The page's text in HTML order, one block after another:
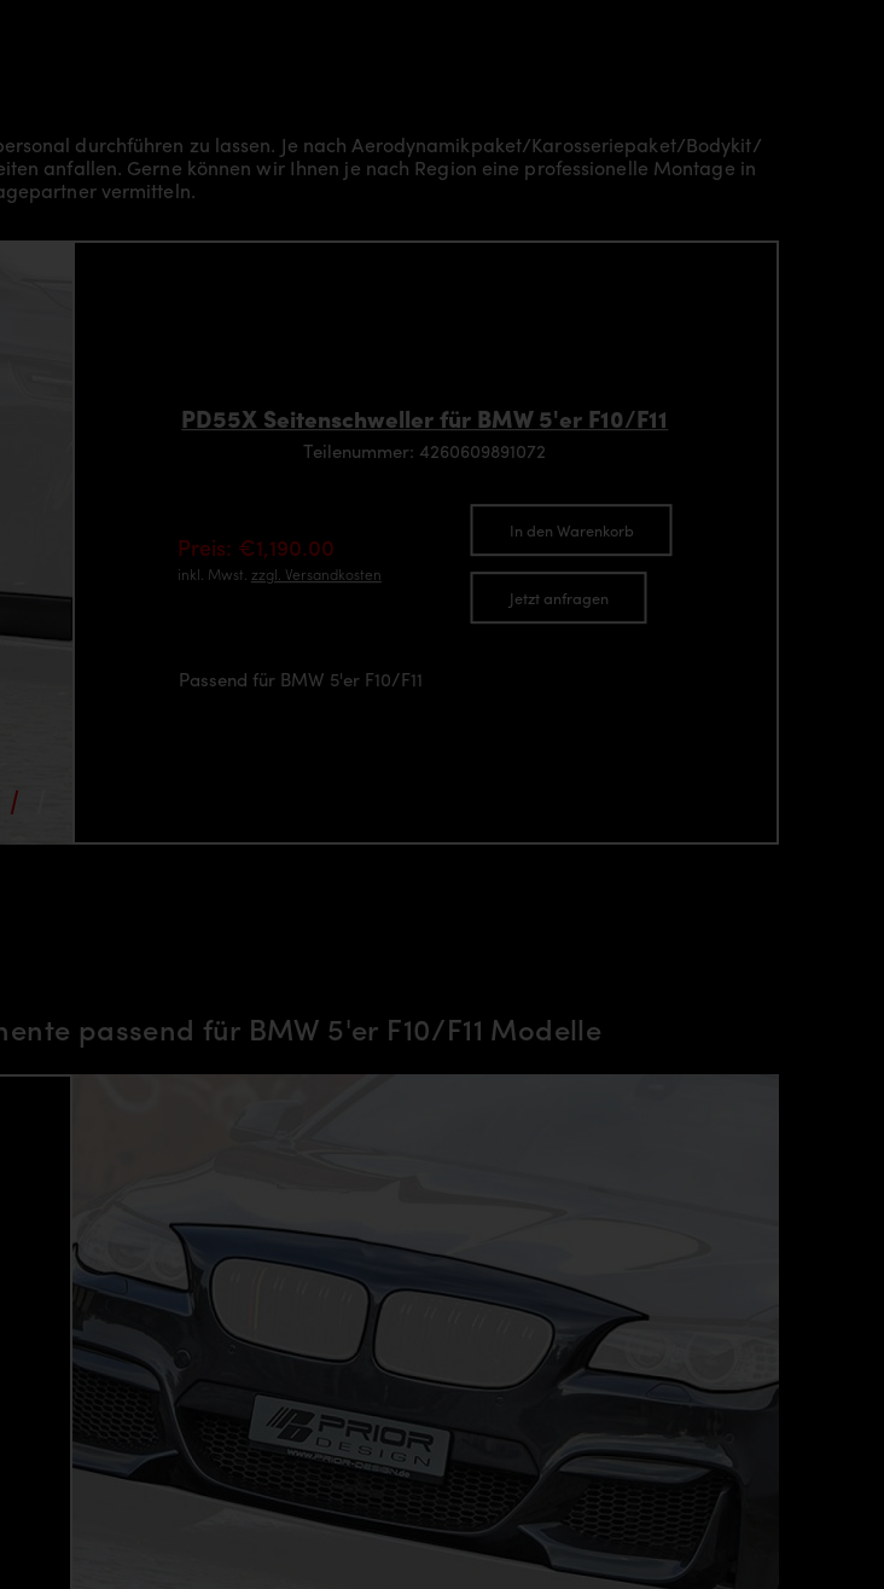
durchführen zu lassen. Je nach Aerodynamikpaket/Karosseriepaket/Bodykit/
anfallen. Gerne können wir Ihnen je nach Region eine professionelle Montage in
vermitteln.
PD55X Seitenschweller für BMW 5'er F10/F11
Teilenummer: 4260609891072
Preis: €1,190.00
inkl. Mwst. zzgl. Versandkosten
In den Warenkorb
Jetzt anfragen
Passend für BMW 5'er F10/F11
passend für BMW 5'er F10/F11 Modelle